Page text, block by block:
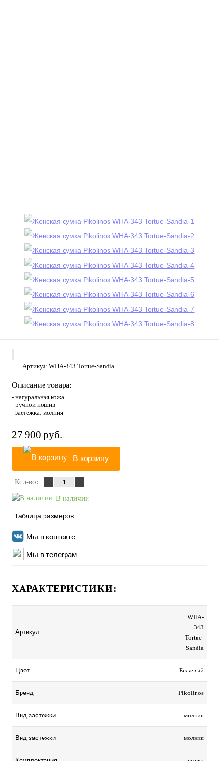
Артикул: WHA-343 Tortue-Sandia
Описание товара:
- натуральная кожа
- ручной пошив
- застежка: молния
27 900 руб.
В корзину
Кол-во:
В наличии
Таблица размеров
Мы в контакте
Мы в телеграм
ХАРАКТЕРИСТИКИ:
Артикул
WHA-
343
Tortue-
Sandia
Цвет Бежевый
Бренд Pikolinos
Вид застежки молния
Вид застежки молния